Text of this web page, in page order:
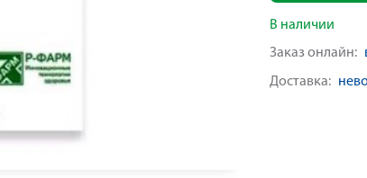
В наличии
Заказ онлайн:
Доставка: